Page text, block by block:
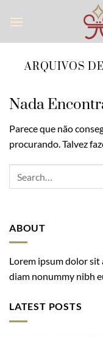
ARQUIVOS
Nada
Parece que não
procurando. Talvez
ABOUT
Lorem ipsum dolor sit
diam nonummy nibh
LATEST POSTS